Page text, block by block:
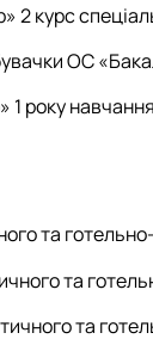
2 курс
ОС
1 року
та
та
та